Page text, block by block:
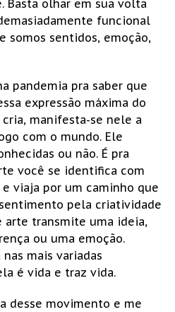
Basta olhar em sua volta
funcional
somos sentidos, emoção,
pandemia pra saber que
expressão máxima do
manifesta-se nele a
com o mundo. Ele
ou não. É pra
você se identifica com
viaja por um caminho que
pela criatividade
arte transmite uma ideia,
ou uma emoção.
mais variadas
é vida e traz vida.
desse movimento e me